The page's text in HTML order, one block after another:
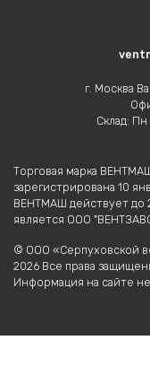
г. Москва
Склад:
Торговая марка
зарегистрирована 10
ВЕНТМАШ действует до
является ООО
© ООО «Серпуховской
2026 Все права
Информация на сайте